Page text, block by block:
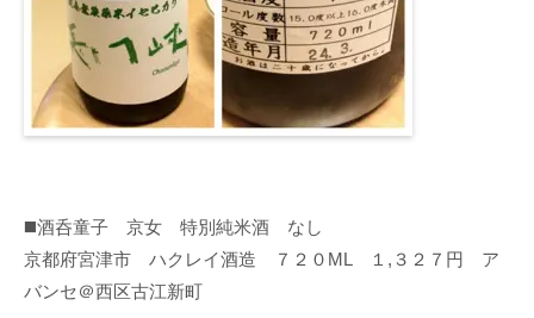
◼️酒呑童子 京女 特別純米酒 なし
京都府宮津市 ハクレイ酒造 ７２０ML １,３２７円 ア
バンセ＠西区古江新町